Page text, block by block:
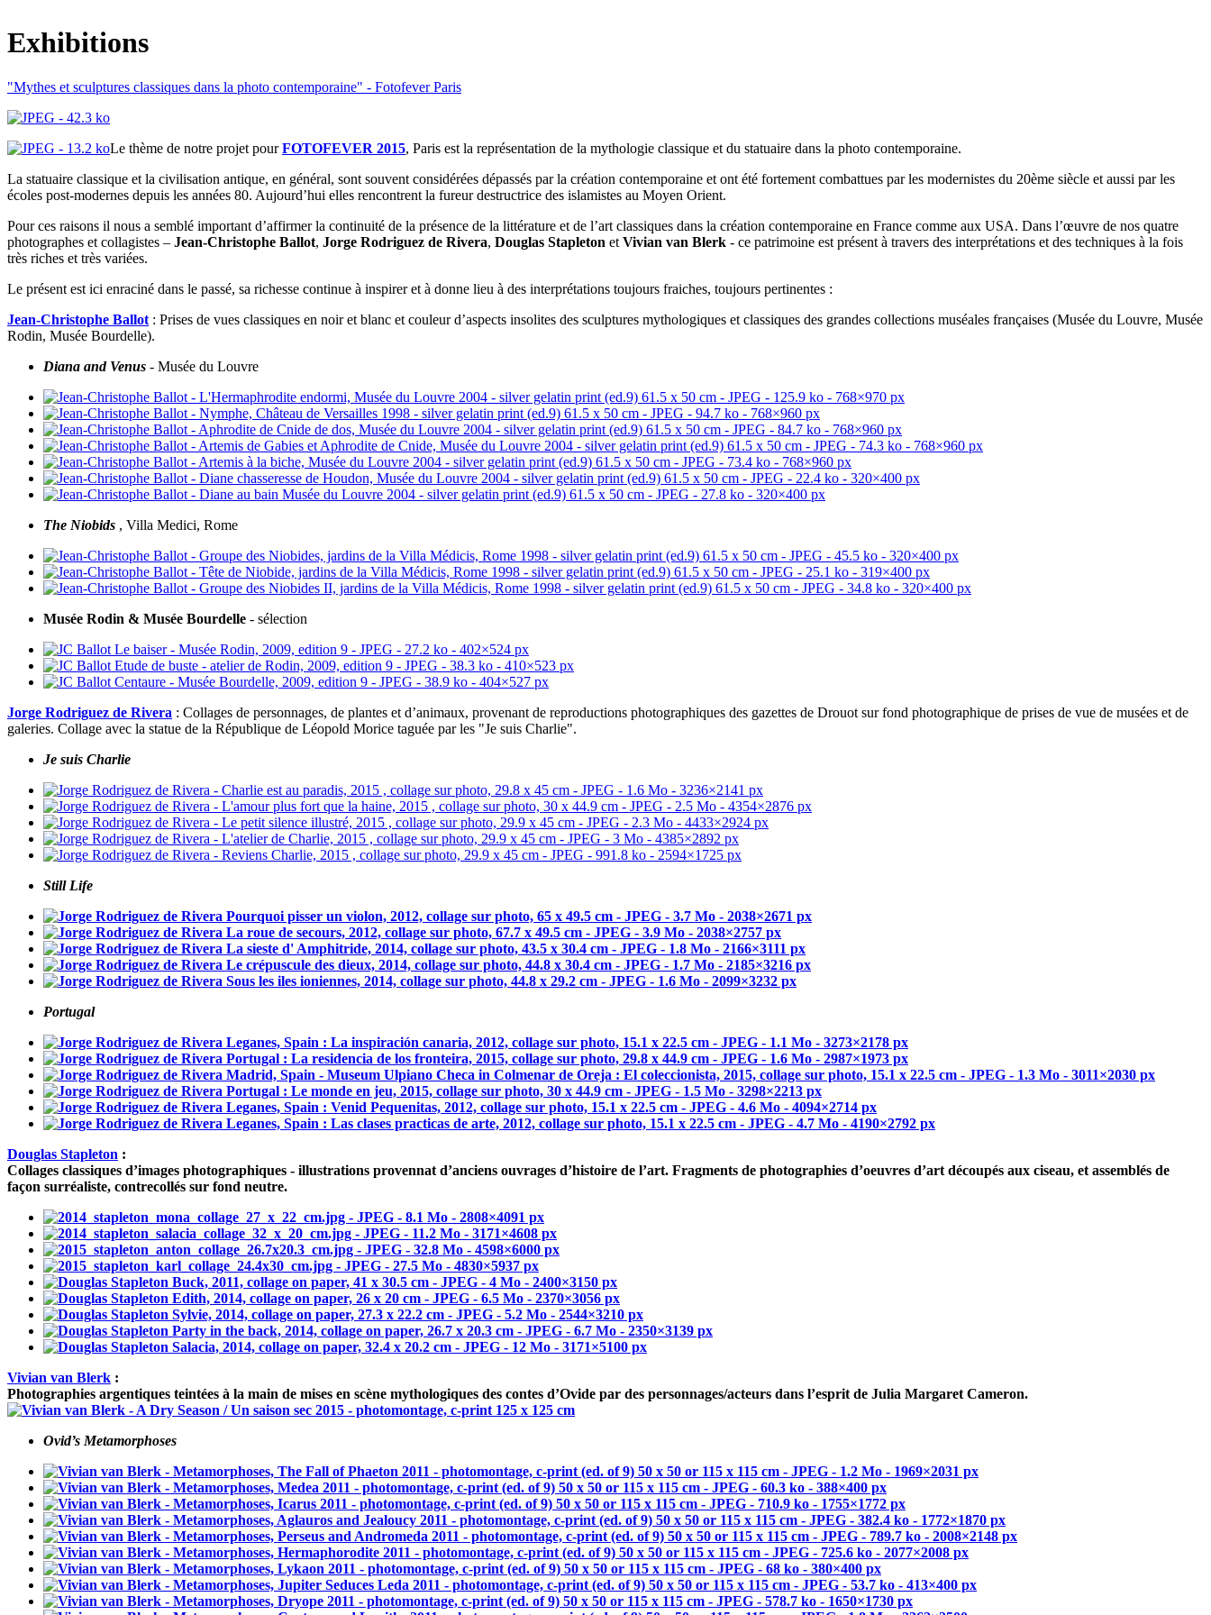
Exhibitions
"Mythes et sculptures classiques dans la photo contemporaine" - Fotofever Paris
Le thème de notre projet pourFOTOFEVER 2015, Paris est la représentation de la mythologie classique et du statuaire dans la photo contemporaine.
La statuaire classique et la civilisation antique, en général, sont souvent considérées dépassés par la création contemporaine et ont été fortement combattues par les modernistes du 20ème siècle et aussi par les
écoles post-modernes depuis les années 80. Aujourd’hui elles rencontrent la fureur destructrice des islamistes au Moyen Orient.
Pour ces raisons il nous a semblé important d’affirmer la continuité de la présence de la littérature et de l’art classiques dans la création contemporaine en France comme aux USA. Dans l’œuvre de nos quatre
photographes et collagistes – Jean-Christophe Ballot, Jorge Rodriguez de Rivera, Douglas Stapleton et Vivian van Blerk - ce patrimoine est présent à travers des interprétations et des techniques à la fois
très riches et très variées.
Le présent est ici enraciné dans le passé, sa richesse continue à inspirer et à donne lieu à des interprétations toujours fraiches, toujours pertinentes :
Jean-Christophe Ballot : Prises de vues classiques en noir et blanc et couleur d’aspects insolites des sculptures mythologiques et classiques des grandes collections muséales françaises (Musée du Louvre, Musée
Rodin, Musée Bourdelle).
Diana and Venus - Musée du Louvre
The Niobids , Villa Medici, Rome
Musée Rodin & Musée Bourdelle - sélection
Jorge Rodriguez de Rivera : Collages de personnages, de plantes et d’animaux, provenant de reproductions photographiques des gazettes de Drouot sur fond photographique de prises de vue de musées et de
galeries. Collage avec la statue de la République de Léopold Morice taguée par les "Je suis Charlie".
Je suis Charlie
Still Life
Portugal
Douglas Stapleton :
Collages classiques d’images photographiques - illustrations provennat d’anciens ouvrages d’histoire de l’art. Fragments de photographies d’oeuvres d’art découpés aux ciseau, et assemblés de
façon surréaliste, contrecollés sur fond neutre.
Vivian van Blerk :
Photographies argentiques teintées à la main de mises en scène mythologiques des contes d’Ovide par des personnages/acteurs dans l’esprit de Julia Margaret Cameron.
Ovid’s Metamorphoses